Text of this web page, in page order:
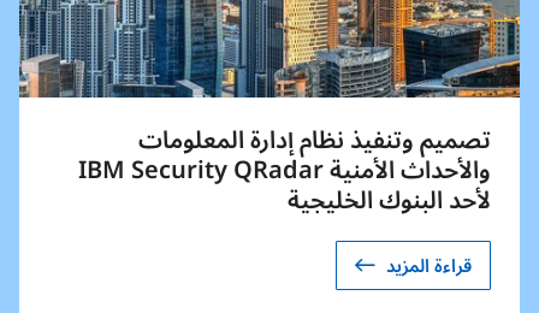
تصميم وتنفيذ نظام إدارة المعلومات
والأحداث الأمنية IBM Security QRadar
لأحد البنوك الخليجية
قراءة المزيد